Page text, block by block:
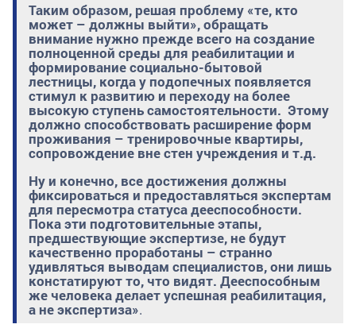
Таким образом, решая проблему «те, кто
может – должны выйти», обращать
внимание нужно прежде всего на создание
полноценной среды для реабилитации и
формирование социально-бытовой
лестницы, когда у подопечных появляется
стимул к развитию и переходу на более
высокую ступень самостоятельности. Этому
должно способствовать расширение форм
проживания – тренировочные квартиры,
сопровождение вне стен учреждения и т.д.
Ну и конечно, все достижения должны
фиксироваться и предоставляться экспертам
для пересмотра статуса дееспособности.
Пока эти подготовительные этапы,
предшествующие экспертизе, не будут
качественно проработаны – странно
удивляться выводам специалистов, они лишь
констатируют то, что видят. Дееспособным
же человека делает успешная реабилитация,
а не экспертиза».